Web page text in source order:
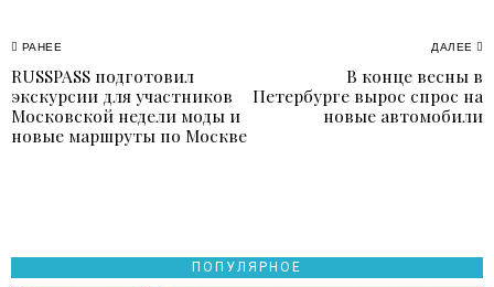
Навигация
по
записям
РАНЕЕ
Previous
post:
RUSSPASS подготовил
экскурсии для участников
Московской недели моды и
новые маршруты по Москве
ДАЛЕЕ
В конце весны в
Петербурге вырос спрос на
новые автомобили
ПОПУЛЯРНОЕ